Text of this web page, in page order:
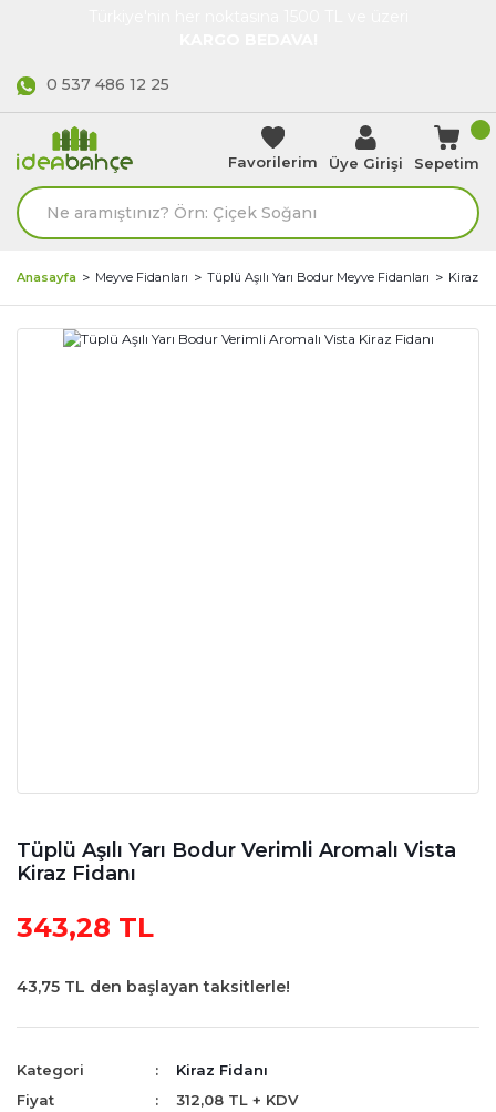
0 537 486 12 25
Favorilerim Üye Girişi Sepetim
Anasayfa Meyve Fidanları Tüplü Aşılı Yarı Bodur Meyve Fidanları Kiraz
Tüplü Aşılı Yarı Bodur Verimli Aromalı Vista
Kiraz Fidanı
343,28 TL
43,75 TL den başlayan taksitlerle!
Kategori
Kiraz Fidanı
Fiyat
312,08 TL + KDV